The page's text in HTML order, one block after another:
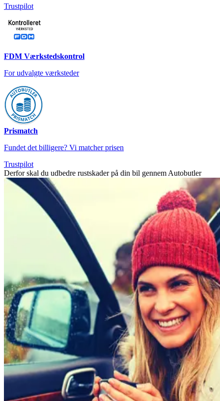
Trustpilot
FDM Værkstedskontrol
For udvalgte værksteder
Prismatch
Fundet det billigere? Vi matcher prisen
Trustpilot
Derfor skal du udbedre rustskader på din bil gennem Autobutler